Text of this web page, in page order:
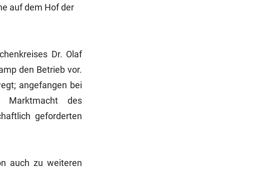
auf dem Hof der
Dr. Olaf
den Betrieb vor.
angefangen bei
Marktmacht des
geforderten
auch zu weiteren